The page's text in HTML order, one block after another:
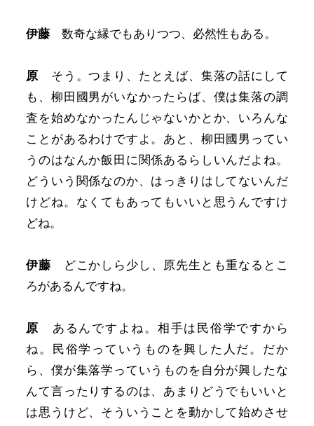
伊藤 数奇な縁でもありつつ、必然性もある。
原 そう。つまり、たとえば、集落の話にして
も、柳田國男がいなかったらば、僕は集落の調
査を始めなかったんじゃないかとか、いろんな
ことがあるわけですよ。あと、柳田國男ってい
うのはなんか飯田に関係あるらしいんだよね。
どういう関係なのか、はっきりはしてないんだ
けどね。なくてもあってもいいと思うんですけ
どね。
伊藤 どこかしら少し、原先生とも重なるとこ
ろがあるんですね。
原
あるんですよね。相手は民俗学ですから
ね。民俗学っていうものを興した人だ。だか
ら、僕が集落学っていうものを自分が興したな
んて言ったりするのは、あまりどうでもいいと
は思うけど、そういうことを動かして始めさせ